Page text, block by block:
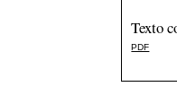
Texto
PDF